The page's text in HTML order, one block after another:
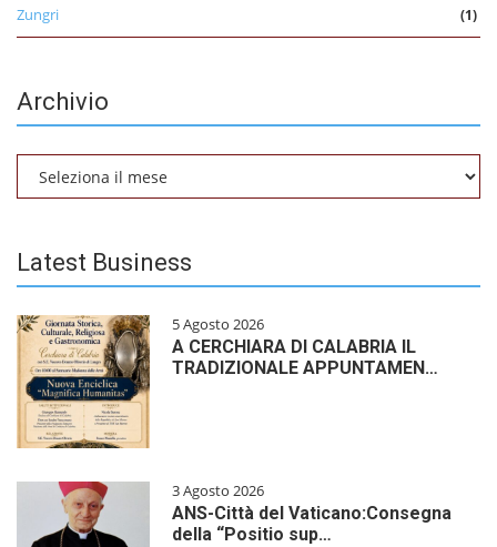
Zungri (1)
Archivio
Latest Business
5 Agosto 2026
A CERCHIARA DI CALABRIA IL
TRADIZIONALE APPUNTAMEN…
3 Agosto 2026
ANS-Città del Vaticano:Consegna
della “Positio sup…